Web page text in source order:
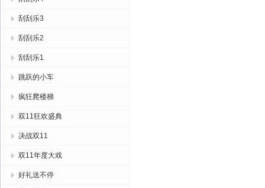
刮刮乐3
刮刮乐2
刮刮乐1
跳跃的小车
疯狂爬楼梯
双11狂欢盛典
决战双11
双11年度大戏
好礼送不停